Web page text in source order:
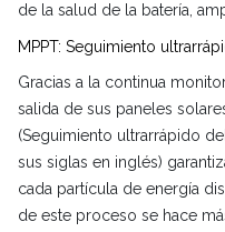
de la salud de la batería,
MPPT: Seguimiento
Gracias a la continua
salida de sus paneles
(Seguimiento ultrarrápido
sus siglas en inglés)
cada partícula de energía
de este proceso se hace